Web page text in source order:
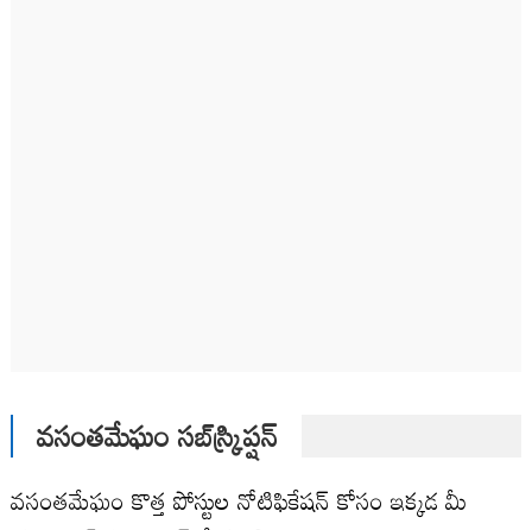
వసంతమేఘం సబ్‌స్క్రిప్షన్
వసంతమేఘం కొత్త పోస్టుల నోటిఫికేషన్ కోసం ఇక్కడ మీ